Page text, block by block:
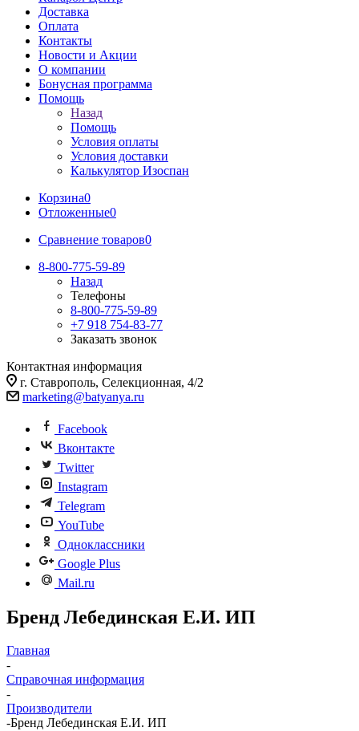
Доставка
Оплата
Контакты
Новости и Акции
О компании
Бонусная программа
Помощь
Назад
Помощь
Условия оплаты
Условия доставки
Калькулятор Изоспан
Корзина0
Отложенные0
Сравнение товаров0
8-800-775-59-89
Назад
Телефоны
8-800-775-59-89
+7 918 754-83-77
Заказать звонок
Контактная информация
г. Ставрополь, Селекционная, 4/2
marketing@batyanya.ru
Facebook
Вконтакте
Twitter
Instagram
Telegram
YouTube
Одноклассники
Google Plus
Mail.ru
Бренд Лебединская Е.И. ИП
Главная
-
Справочная информация
-
Производители
-Бренд Лебединская Е.И. ИП